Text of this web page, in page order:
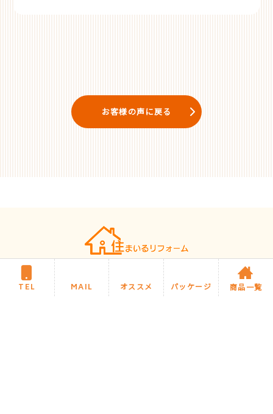
お客様の声に戻る
住まいるリフォームについて
商品カテゴリ
施工までの流れ・Q&A
住まいるブログ
TEL MAIL オススメ パッケージ 商品一覧